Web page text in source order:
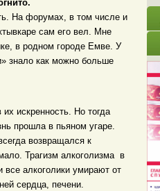
На форумах, в том числе и
сам его вел. Мне
в родном городе Емве. У
знало как можно больше
искренность. Но тогда
прошла в пьяном угаре.
возвращался к
Трагизм алкоголизма в
все алкоголики умирают от
сердца, печени.